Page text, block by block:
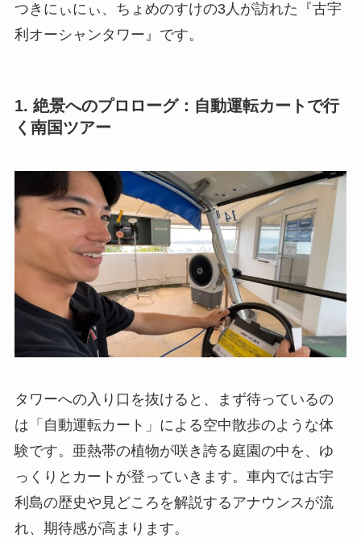
つきにぃにぃ、ちょめのすけの3人が訪れた『古宇
利オーシャンタワー』です。
1. 絶景へのプロローグ：自動運転カートで行
く南国ツアー
タワーへの入り口を抜けると、まず待っているの
は「自動運転カート」による空中散歩のような体
験です。亜熱帯の植物が咲き誇る庭園の中を、ゆ
っくりとカートが登っていきます。車内では古宇
利島の歴史や見どころを解説するアナウンスが流
れ、期待感が高まります。